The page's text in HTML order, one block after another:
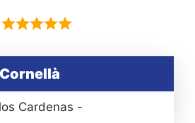
Cardenas -